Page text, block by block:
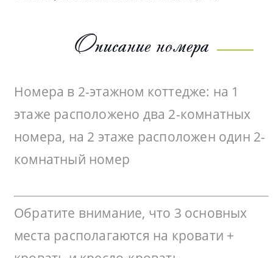
Описание номера
Номера в 2-этажном коттедже: на 1
этаже расположено два 2-комнатных
номера, на 2 этаже расположен один 2-
комнатный номер
Обратите внимание, что 3 основных
места располагаются на кровати +